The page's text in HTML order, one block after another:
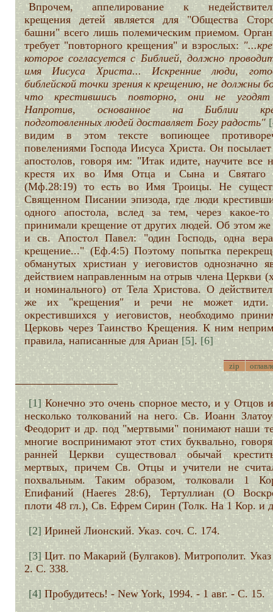
Впрочем, аппелирование к
крещения детей является для "Общества
башни" всего лишь полемическим приемом.
требует "повторного крещения" и взрослых:
которое согласуется с Библией, должно
имя Иисуса Христа... Искренние люди,
библейской точки зрения к крещению, не должны
что крестившись повторно, они не
Напротив, основанное на Библии
подготовленных людей доставляет Богу радость"
видим в этом тексте вопиющее
повелениями Господа Иисуса Христа. Он
апостолов, говоря им: "Итак идите, научите все
крестя их во Имя Отца и Сына и Святаго
(Мф.28:19) то есть во Имя Троицы. Не
Священном Писании эпизода, где люди
одного апостола, вслед за тем, через какое-
принимали крещение от других людей. Об этом
и св. Апостол Павел: "один Господь, одна
крещение..." (Еф.4:5) Поэтому попытка
обманутых христиан у иеговистов однозначно
действием направленным на отрыв члена Церкви
и номинального) от Тела Христова. О
же их "крещения" и речи не может идти.
окрестившихся у иеговистов, необходимо
Церковь через Таинство Крещения. К ним
правила, написанные для Ариан [5]. [6]
zip
[1] Конечно это очень спорное место, и у Отцов
несколько толкований на него. Св. Иоанн
Феодорит и др. под "мертвыми" понимают наши
многие воспринимают этот стих буквально,
ранней Церкви существовал обычай
мертвых, причем Св. Отцы и учители не
похвальным. Таким образом, толковали 1
Епифаний (Haeres 28:6), Тертуллиан (О
плоти 48 гл.), Св. Ефрем Сирин (Толк. На 1 Кор. и
[2] Ириней Лионский. Указ. соч. С. 174.
[3]Цит. по Макарий (Булгаков). Митрополит. Указ
2. С. 338.
[4] Пробудитесь! - New York, 1994. - 1 авг. - С. 15.